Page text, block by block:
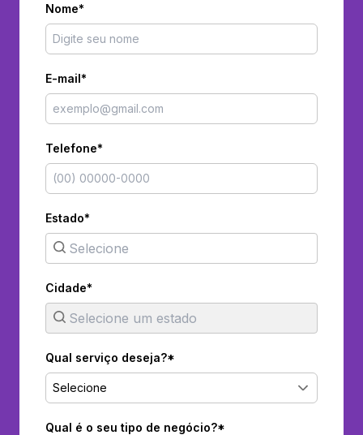
Nome*
E-mail*
Telefone*
Estado*
Cidade*
Qual serviço deseja?*
Selecione
Qual é o seu tipo de negócio?*